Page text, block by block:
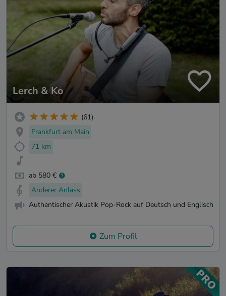
Lerch & Ko
(61)
Frankfurt am Main
71 km
ab 580 €
Anderer Anlass
Authentischer Akustik Pop-Rock auf Deutsch und Englisch
Zum Profil